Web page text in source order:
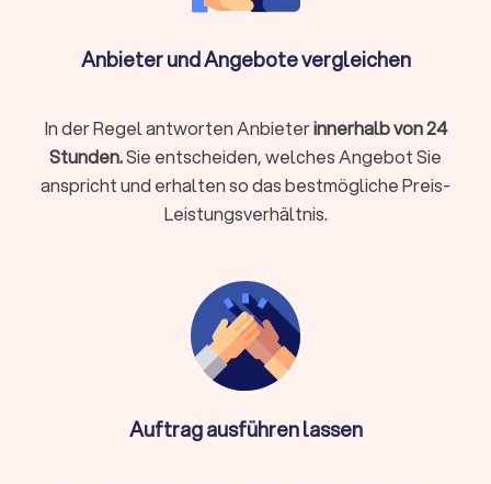
Gut geeignet für Mandanten, die persönlichen Kontakt
Online-Steuerberatung
Ortsunabhängig und zeitlich flexibel
Kommunikation per E-Mail, Chat oder Video-Call
Wichtig bei Online-Anbietern: Achten Sie auf
DSGVO-konforme Datenverarbeitung und die
Nutzung sicherer Software wie DATEV
Unternehmen online. Die Qualifikation ist essentiell –
Anbieter und Angebote vergleichen
In der Regel antworten Anbieterinnerhalb von 24
Stunden.Sie entscheiden, welches Angebot Sie
anspricht und erhalten so das bestmögliche Preis-
Leistungsverhältnis.
Auftrag ausführen lassen